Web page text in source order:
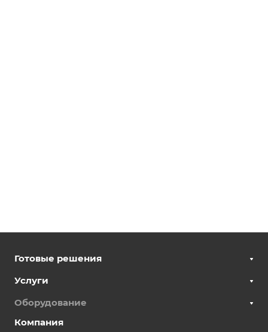
Готовые решения
Услуги
Оборудование
Компания